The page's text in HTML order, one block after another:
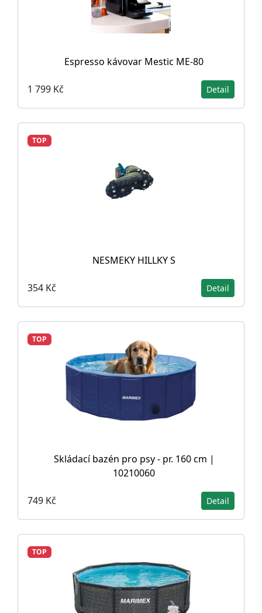
Espresso kávovar Mestic ME-80
1 799 Kč Detail
TOP
NESMEKY HILLKY S
354 Kč Detail
TOP
Skládací bazén pro psy - pr. 160 cm |
10210060
749 Kč Detail
TOP